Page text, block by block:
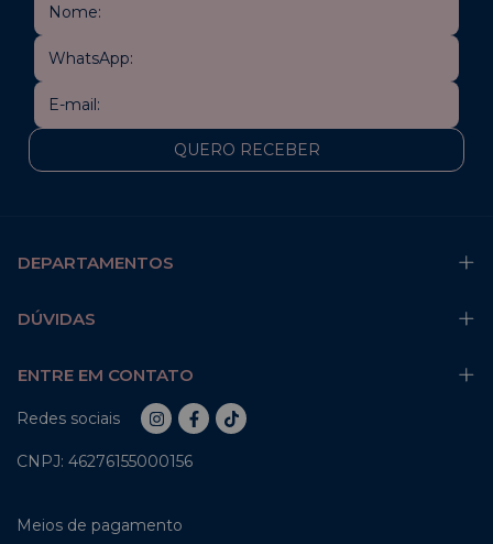
DEPARTAMENTOS
DÚVIDAS
ENTRE EM CONTATO
Redes sociais
CNPJ: 46276155000156
Meios de pagamento